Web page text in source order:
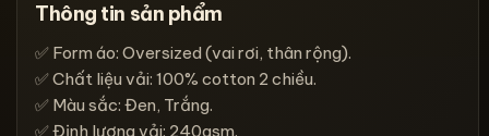
Thông tin sản phẩm
✅ Form áo: Oversized (vai rơi, thân rộng).
✅ Chất liệu vải: 100% cotton 2 chiều.
✅ Màu sắc: Đen, Trắng.
✅ Định lượng vải: 240gsm.